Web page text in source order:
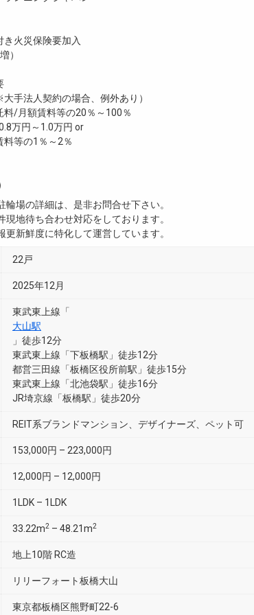
災保険要加入
）
法人契約の場合、例外あり）
/月額賃料等の20％～100％
万円～1.0万円 or
等の1％～2％
場の詳細は、是非お問合せ下さい。
地待ち合わせ対応をしております。
新鮮度に特化して運営しています。
22戸
2025年12月
東武東上線「
大山駅
」徒歩12分
東武東上線「下板橋駅」徒歩12分
都営三田線「板橋区役所前駅」徒歩15分
東武東上線「北池袋駅」徒歩16分
JR埼京線「板橋駅」徒歩20分
REIT系ブランドマンション、デザイナーズ、ペット可
153,000円 – 223,000円
12,000円 – 12,000円
1LDK – 1LDK
33.22m2 – 48.21m2
地上10階 RC造
リリーフォート板橋大山
東京都板橋区熊野町22-6